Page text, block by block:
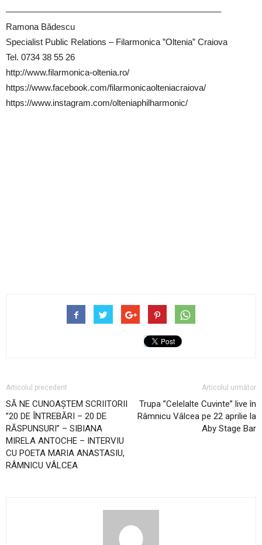
————————————————————————–
Ramona Bădescu
Specialist Public Relations – Filarmonica ”Oltenia” Craiova
Tel. 0734 38 55 26
http://www.filarmonica-oltenia.ro/
https://www.facebook.com/filarmonicaolteniacraiova/
https://www.instagram.com/olteniaphilharmonic/
Articolul precedent
SĂ NE CUNOAȘTEM SCRIITORII
”20 DE ÎNTREBĂRI – 20 DE
RĂSPUNSURI” – SIBIANA
MIRELA ANTOCHE – INTERVIU
CU POETA MARIA ANASTASIU,
RÂMNICU VÂLCEA
Articolul următor
Trupa ”Celelalte Cuvinte” live în
Râmnicu Vâlcea pe 22 aprilie la
Aby Stage Bar